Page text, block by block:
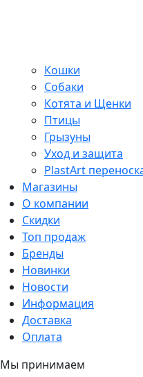
Кошки
Собаки
Котята и Щенки
Птицы
Грызуны
Уход и защита
PlastArt
Магазины
О компании
Скидки
Топ продаж
Бренды
Новинки
Новости
Информация
Доставка
Оплата
Мы принимаем